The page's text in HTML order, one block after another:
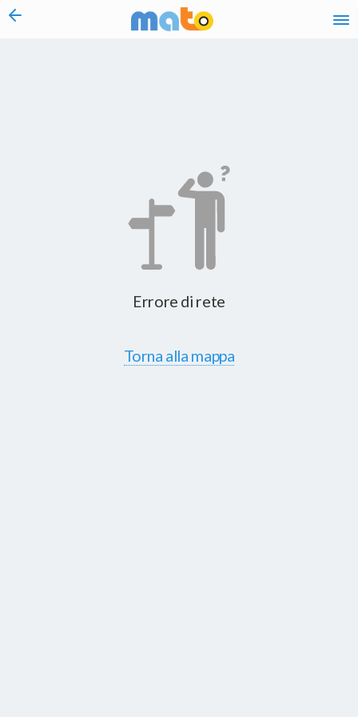
vai al contenuto
Errore di rete
Torna alla mappa